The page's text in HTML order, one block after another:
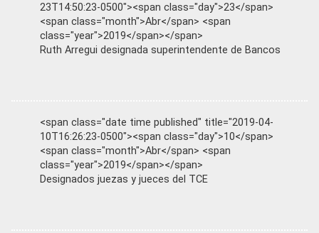
23T14:50:23-0500"><span class="day">23</span>
<span class="month">Abr</span> <span
class="year">2019</span></span>
Ruth Arregui designada superintendente de Bancos
<span class="date time published" title="2019-04-
10T16:26:23-0500"><span class="day">10</span>
<span class="month">Abr</span> <span
class="year">2019</span></span>
Designados juezas y jueces del TCE